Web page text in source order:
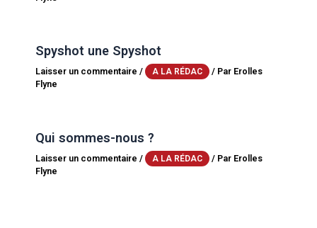
Spyshot une Spyshot
Laisser un commentaire / A LA RÉDAC / Par Erolles
Flyne
Qui sommes-nous ?
Laisser un commentaire / A LA RÉDAC / Par Erolles
Flyne